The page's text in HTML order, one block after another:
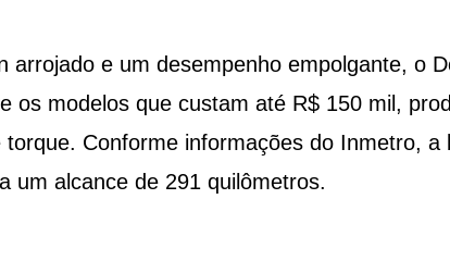
arrojado e um desempenho empolgante, o
os modelos que custam até R$ 150 mil,
Conforme informações do Inmetro, a
um alcance de 291 quilômetros.